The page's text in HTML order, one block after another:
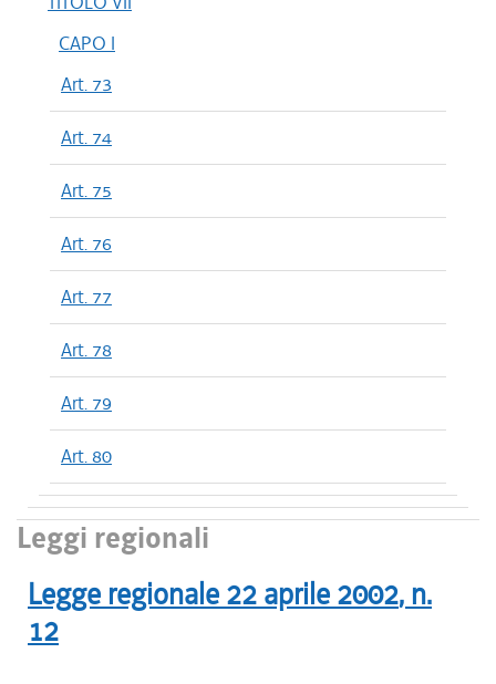
CAPO I
Art. 73
Art. 74
Art. 75
Art. 76
Art. 77
Art. 78
Art. 79
Art. 80
Leggi regionali
Legge regionale 22 aprile 2002, n.
12